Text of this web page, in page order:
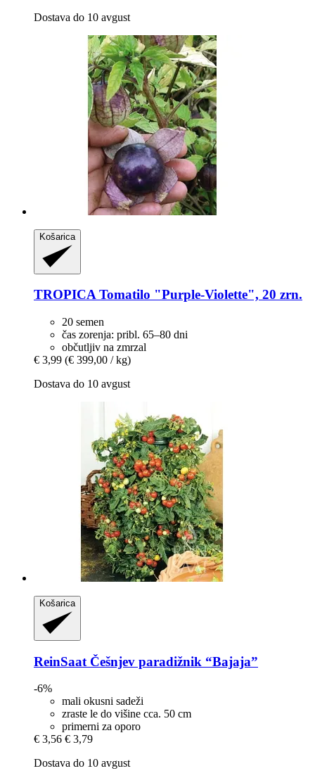
Dostava do 10 avgust
Košarica
TROPICATomatilo "Purple-​Violette", 20 zrn.
20 semen
čas zorenja: pribl. 65–80 dni
občutljiv na zmrzal
€ 3,99 (€ 399,00 / kg)
Dostava do 10 avgust
Košarica
ReinSaat Češnjev paradižnik “Bajaja”
-6%
mali okusni sadeži
zraste le do višine cca. 50 cm
primerni za oporo
€ 3,56 € 3,79
Dostava do 10 avgust